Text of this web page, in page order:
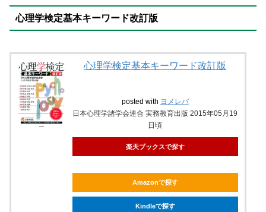
心理学検定基本キーワード改訂版
心理学検定基本キーワード改訂版
posted with ヨメレバ
日本心理学諸学会連合 実務教育出版 2015年05月19
日頃
楽天ブックスで探す
Amazonで探す
Kindleで探す